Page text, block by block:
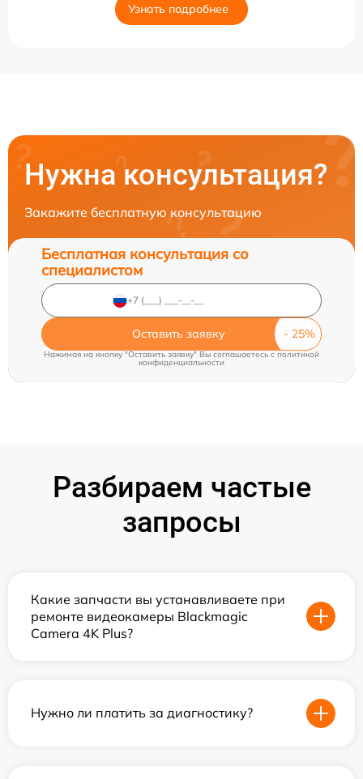
Узнать подробнее
Нужна консультация?
Закажите бесплатную консультацию
Бесплатная консультация со
специалистом
Оставить заявку
Нажимая на кнопку "Оставить заявку" Вы соглашаетесь cполитикой
конфиденциальности
Разбираем частые
запросы
Какие запчасти вы устанавливаете при
ремонте видеокамеры Blackmagic
Camera 4K Plus?
Нужно ли платить за диагностику?